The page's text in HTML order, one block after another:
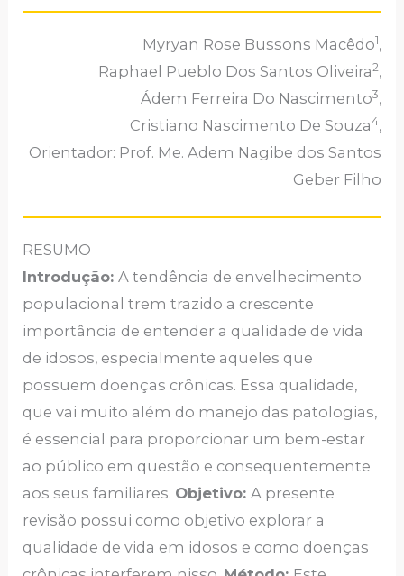
Myryan Rose Bussons Macêdo1,
Raphael Pueblo Dos Santos Oliveira2,
Ádem Ferreira Do Nascimento3,
Cristiano Nascimento De Souza4,
Orientador: Prof. Me. Adem Nagibe dos Santos
Geber Filho
RESUMO
Introdução:A tendência de envelhecimento
populacional trem trazido a crescente
importância de entender a qualidade de vida
de idosos, especialmente aqueles que
possuem doenças crônicas. Essa qualidade,
que vai muito além do manejo das patologias,
é essencial para proporcionar um bem-estar
ao público em questão e consequentemente
aos seus familiares. Objetivo:A presente
revisão possui como objetivo explorar a
qualidade de vida em idosos e como doenças